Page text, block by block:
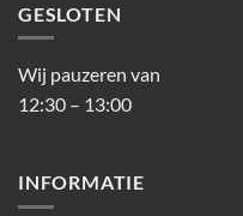
GESLOTEN
Wij pauzeren van
12:30 – 13:00
INFORMATIE